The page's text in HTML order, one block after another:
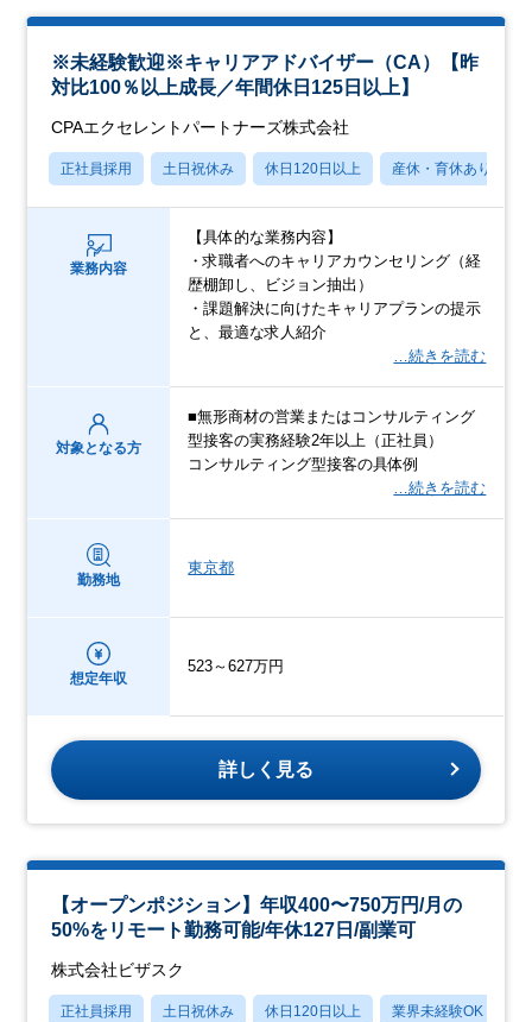
※未経験歓迎※キャリアアドバイザー（CA）【昨
対比100％以上成長／年間休日125日以上】
CPAエクセレントパートナーズ株式会社
正社員採用 土日祝休み 休日120日以上 産休・育休あり
業務内容
【具体的な業務内容】
・求職者へのキャリアカウンセリング（経
歴棚卸し、ビジョン抽出）
・課題解決に向けたキャリアプランの提示
と、最適な求人紹介
…続きを読む
対象となる方
■無形商材の営業またはコンサルティング
型接客の実務経験2年以上（正社員）
コンサルティング型接客の具体例
…続きを読む
勤務地
東京都
想定年収
523～627万円
詳しく見る
【オープンポジション】年収400〜750万円/月の
50%をリモート勤務可能/年休127日/副業可
株式会社ビザスク
正社員採用 土日祝休み 休日120日以上 業界未経験OK